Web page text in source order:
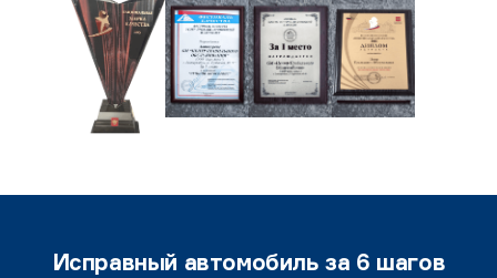
Исправный автомобиль за 6 шагов